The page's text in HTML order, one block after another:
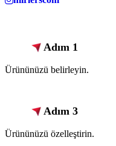
Adım 1
Ürününüzü belirleyin.
Adım 3
Ürününüzü özelleştirin.